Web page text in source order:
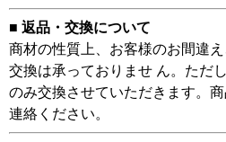
■ 返品・交換について
商材の性質上、お客様のお間違
交換は承っておりませ ん。ただ
のみ交換させていただきます。
連絡ください。